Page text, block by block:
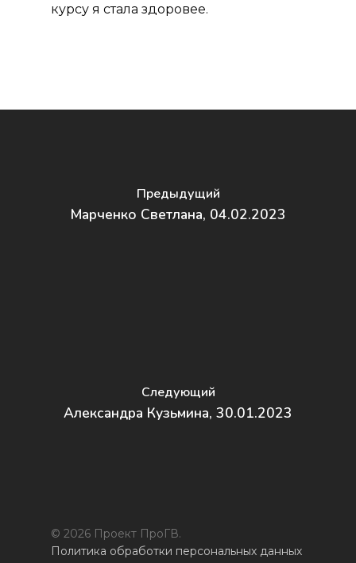
курсу я стала здоровее.
Предыдущий
Марченко Светлана, 04.02.2023
Следующий
Александра Кузьмина, 30.01.2023
© 2026 Проект ПроГВ.
Политика обработки персональных данных